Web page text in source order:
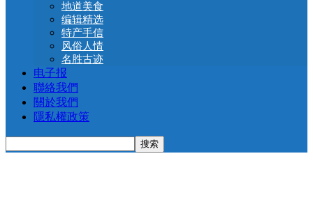
地道美食
编辑精选
特产手信
风俗人情
名胜古迹
电子报
聯絡我們
關於我們
隱私權政策